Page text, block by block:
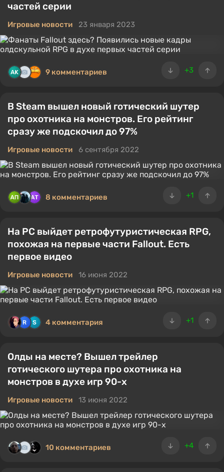
частей серии
Игровые новости 23 января 2023
+3
9 комментариев
В Steam вышел новый готический шутер
про охотника на монстров. Его рейтинг
сразу же подскочил до 97%
Игровые новости 6 сентября 2022
+1
8 комментариев
На PC выйдет ретрофутуристическая RPG,
похожая на первые части Fallout. Есть
первое видео
Игровые новости 16 июня 2022
+1
4 комментария
Олды на месте? Вышел трейлер
готического шутера про охотника на
монстров в духе игр 90-х
Игровые новости 13 июня 2022
+4
10 комментариев